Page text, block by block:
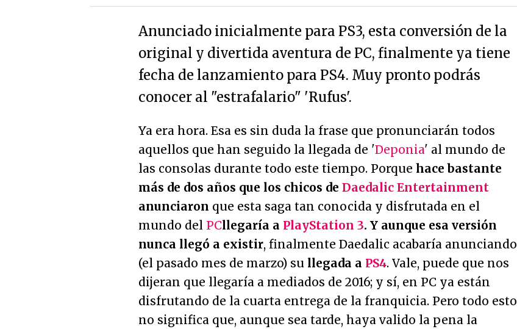
Anunciado inicialmente para PS3, esta conversión de la
original y divertida aventura de PC, finalmente ya tiene
fecha de lanzamiento para PS4. Muy pronto podrás
conocer al "estrafalario" 'Rufus'.
Ya era hora. Esa es sin duda la frase que pronunciarán todos
aquellos que han seguido la llegada de 'Deponia' al mundo de
las consolas durante todo este tiempo. Porque hace bastante
más de dos años que los chicos de Daedalic Entertainment
anunciaron que esta saga tan conocida y disfrutada en el
mundo del PCllegaría a PlayStation 3. Y aunque esa versión
nunca llegó a existir, finalmente Daedalic acabaría anunciando
(el pasado mes de marzo) su llegada a PS4. Vale, puede que nos
dijeran que llegaría a mediados de 2016; y sí, en PC ya están
disfrutando de la cuarta entrega de la franquicia. Pero todo esto
no significa que, aunque sea tarde, haya valido la pena la